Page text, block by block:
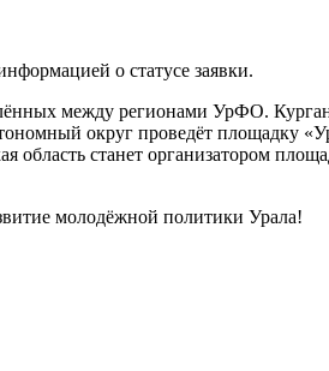
о статусе заявки.
между регионами УрФО.
округ проведёт площадку
область станет организатором
молодёжной политики Урала!